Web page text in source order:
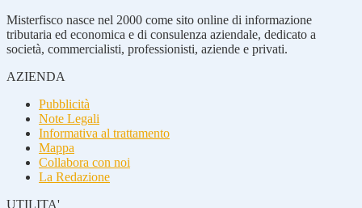
Misterfisco nasce nel 2000 come sito online di informazione
tributaria ed economica e di consulenza aziendale, dedicato a
società, commercialisti, professionisti, aziende e privati.
AZIENDA
Pubblicità
Note Legali
Informativa al trattamento
Mappa
Collabora con noi
La Redazione
UTILITA'